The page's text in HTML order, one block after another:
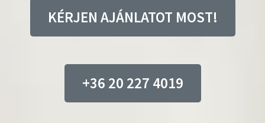
KÉRJEN AJÁNLATOT MOST!
+36 20 227 4019